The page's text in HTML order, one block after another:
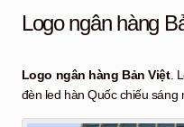
Khách hàng
Tư vấn kỹ thuật
Hỏi đáp
Logo ngân hàng
Logo ngân hàng Bản Việt.
đèn led hàn Quốc chiếu sáng